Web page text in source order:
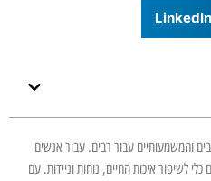
LinkedIn
והמשמעותיים עבור רבים. עבור אנשים
לשיפור איכות החיים, נוחות וניידות. עם